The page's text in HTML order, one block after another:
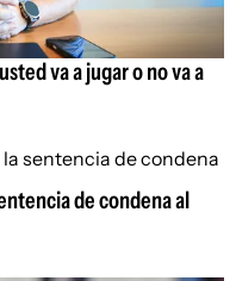
va a jugar o no va a
de condena al